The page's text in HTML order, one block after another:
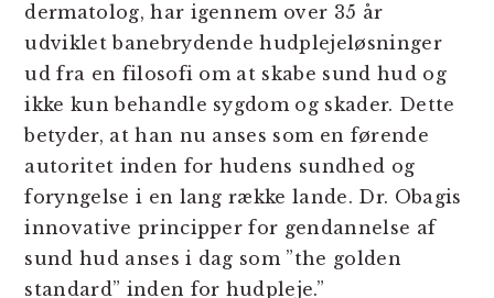
dermatolog, har igennem over 35 år
udviklet banebrydende hudplejeløsninger
ud fra en filosofi om at skabe sund hud og
ikke kun behandle sygdom og skader. Dette
betyder, at han nu anses som en førende
autoritet inden for hudens sundhed og
foryngelse i en lang række lande. Dr. Obagis
innovative principper for gendannelse af
sund hud anses i dag som ”the golden
standard” inden for hudpleje.”